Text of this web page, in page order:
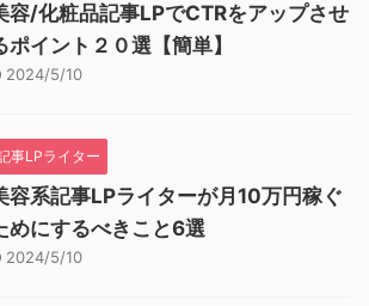
容/化粧品記事LPでCTRをアップさせ
ポイント２０選【簡単】
2024/5/10
事LPライター
容系記事LPライターが月10万円稼ぐ
めにするべきこと6選
2024/5/10